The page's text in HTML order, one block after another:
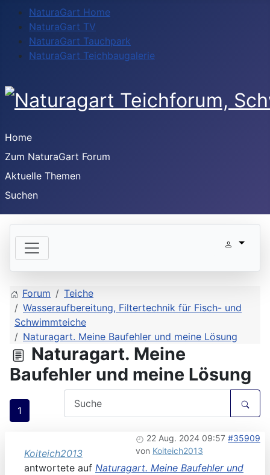
NaturaGart Home
NaturaGart TV
NaturaGart Tauchpark
NaturaGart Teichbaugalerie
Home
Zum NaturaGart Forum
Aktuelle Themen
Suchen
Forum
Teiche
Wasseraufbereitung, Filtertechnik für Fisch- und
Schwimmteiche
Naturagart. Meine Baufehler und meine Lösung
Naturagart. Meine
Baufehler und meine Lösung
1
22 Aug. 2024 09:57 #35909
von Koiteich2013
Koiteich2013
antwortete auf Naturagart. Meine Baufehler und